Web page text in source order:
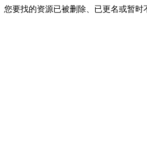
您要找的资源已被删除、已更名或暂时